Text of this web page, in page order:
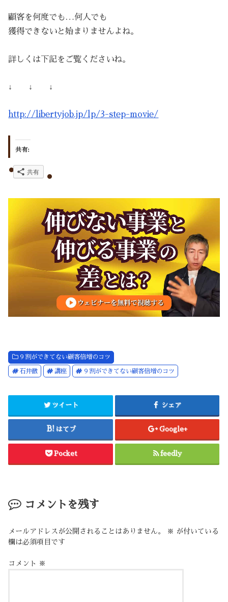
顧客を何度でも…何人でも
獲得できないと始まりませんよね。
詳しくは下記をご覧くださいね。
↓ ↓ ↓
http://libertyjob.jp/lp/3-step-movie/
共有:
共有
９割ができてない顧客倍増のコツ
石井徹 講座 ９割ができてない顧客倍増のコツ
ツイート シェア
はてブ Google+
Pocket feedly
コメントを残す
メールアドレスが公開されることはありません。 ※ が付いている
欄は必須項目です
コメント ※